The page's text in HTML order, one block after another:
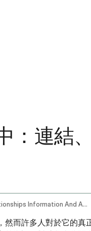
：連結
Sexual Health In Relationships Information And Advice
然而許多人對於它的